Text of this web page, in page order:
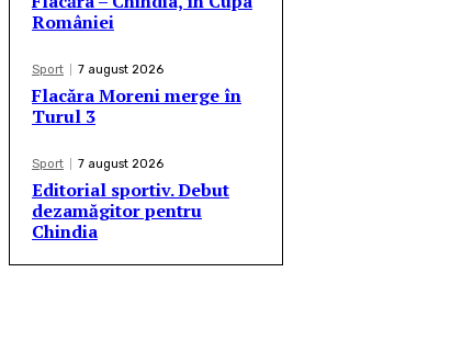
României
Sport 7 august 2026
Flacăra Moreni merge în
Turul 3
Sport 7 august 2026
Editorial sportiv. Debut
dezamăgitor pentru
Chindia